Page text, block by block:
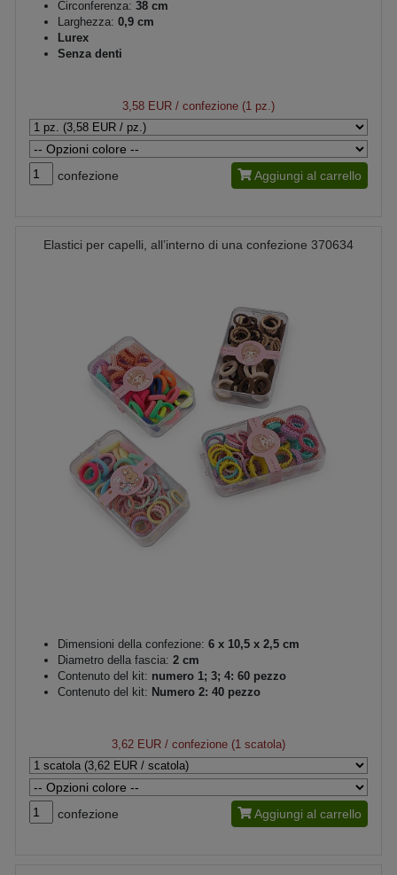
Circonferenza: 38 cm
Larghezza: 0,9 cm
Lurex
Senza denti
3,58 EUR / confezione (1 pz.)
confezione Aggiungi al carrello
Elastici per capelli, all’interno di una confezione 370634
Dimensioni della confezione: 6 x 10,5 x 2,5 cm
Diametro della fascia: 2 cm
Contenuto del kit: numero 1; 3; 4: 60 pezzo
Contenuto del kit: Numero 2: 40 pezzo
3,62 EUR / confezione (1 scatola)
confezione Aggiungi al carrello